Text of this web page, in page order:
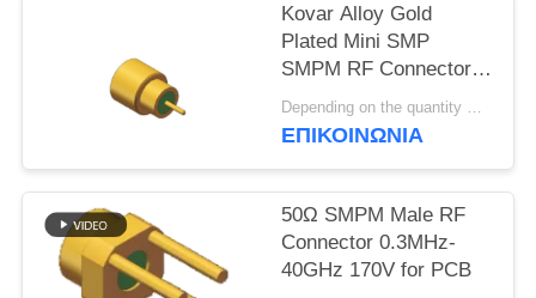
Kovar Alloy Gold
Plated Mini SMP
SMPM RF Connector
Full Detent Male
40GHz 50 Ohm με
Depending on the quantity MOQ:σε απόθεμα
ΕΠΙΚΟΙΝΩΝΊΑ
50Ω SMPM Male RF
Connector 0.3MHz-
40GHz 170V for PCB